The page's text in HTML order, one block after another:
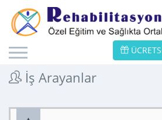
İş Arayanlar